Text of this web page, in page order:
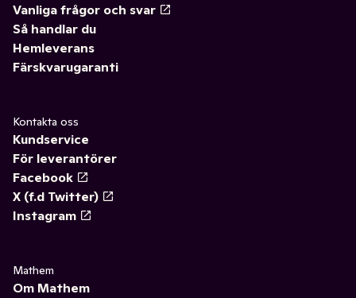
Vanliga frågor och svar
Så handlar du
Hemleverans
Färskvarugaranti
Kontakta oss
Kundservice
För leverantörer
Facebook
X (f.d Twitter)
Instagram
Mathem
Om Mathem